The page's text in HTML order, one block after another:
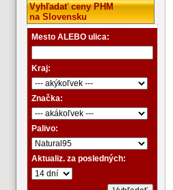
Vyhľadať ceny PHM
na Slovensku
Mesto ALEBO ulica:
Kraj:
Značka:
Palivo:
Aktualiz. za posledných: